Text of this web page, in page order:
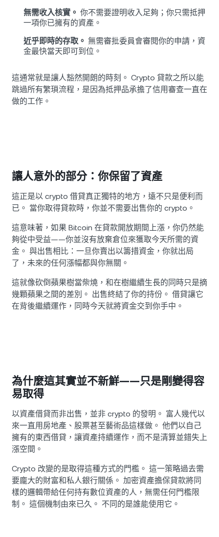
無需收入核實。 你不需要證明收入足夠；你只需抵押
一項你已擁有的資產。
近乎即時的存取。 無需審批委員會審閱你的申請，資
金最快當天即可到位。
這通常就是讓人豁然開朗的時刻。 Crypto 貸款之所以能
跳過所有繁瑣流程，是因為抵押品承擔了信用審查一直在
做的工作。
讓人意外的部分：你保留了資產
這正是以 crypto 借貸真正獨特的地方，遠不只是便利而
已。 當你取得貸款時，你並不需要出售你的 crypto。
這意味著，如果 Bitcoin 在貸款開放期間上漲，你仍然能
夠從中受益——你並沒有放棄倉位來獲取今天所需的資
金。 與出售相比：一旦你賣出以籌措資金，你就出局
了，未來的任何漲幅都與你無關。
這就像砍倒蘋果樹當柴燒，和在樹繼續生長的同時只是摘
幾顆蘋果之間的差別。 出售終結了你的持份。 借貸讓它
在背後繼續運作，同時今天就將資金交到你手中。
為什麼這其實並不新鮮——只是剛變得容
易取得
以資產借貸而非出售，並非 crypto 的發明。 富人幾代以
來一直用房地產、股票甚至藝術品這樣做。 他們以自己
擁有的東西借貸，讓資產持續運作，而不是清算並錯失上
漲空間。
Crypto 改變的是取得這種方式的門檻。 這一策略過去需
要龐大的財富和私人銀行關係。 加密資產擔保貸款將同
樣的邏輯帶給任何持有數位資產的人，無需任何門檻限
制。 這個機制由來已久。 不同的是誰能使用它。